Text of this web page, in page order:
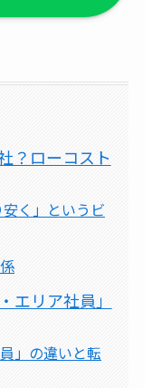
？ローコスト
安く」というビ
エリア社員」
」の違いと転